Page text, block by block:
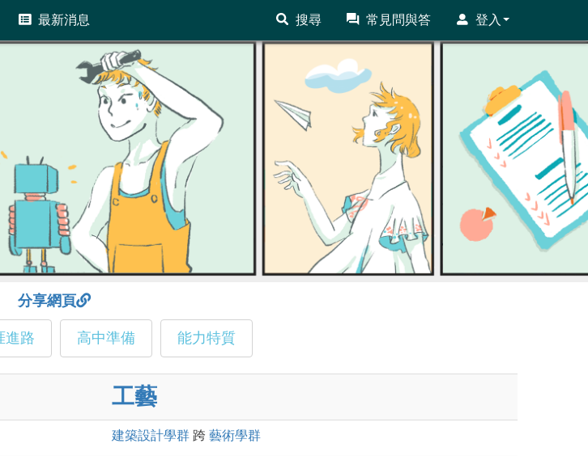
最新消息 搜尋 常見問與答 登入
分享網頁
進路 高中準備 能力特質
工藝
建築設計學群 跨 藝術學群